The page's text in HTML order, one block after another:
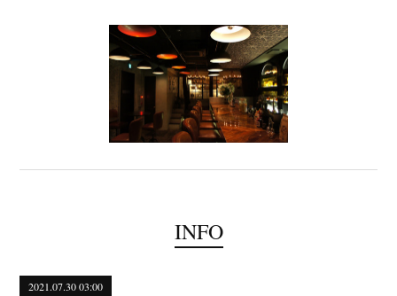
INFO
2021.07.30 03:00